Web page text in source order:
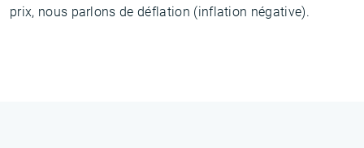
prix, nous parlons de déflation (inflation négative).